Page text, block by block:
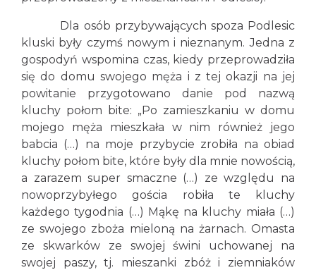
Dla osób przybywających spoza Podlesic
kluski były czymś nowym i nieznanym. Jedna z
gospodyń wspomina czas, kiedy przeprowadziła
się do domu swojego męża i z tej okazji na jej
powitanie przygotowano danie pod nazwą
kluchy połom bite: „Po zamieszkaniu w domu
mojego męża mieszkała w nim również jego
babcia (…) na moje przybycie zrobiła na obiad
kluchy połom bite, które były dla mnie nowością,
a zarazem super smaczne (…) ze względu na
nowoprzybyłego gościa robiła te kluchy
każdego tygodnia (…) Mąkę na kluchy miała (…)
ze swojego zboża mieloną na żarnach. Omasta
ze skwarków ze swojej świni uchowanej na
swojej paszy, tj. mieszanki zbóż i ziemniaków